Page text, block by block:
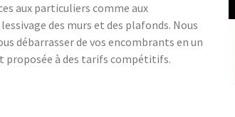
aux particuliers comme aux
des murs et des plafonds. Nous
débarrasser de vos encombrants en un
à des tarifs compétitifs.